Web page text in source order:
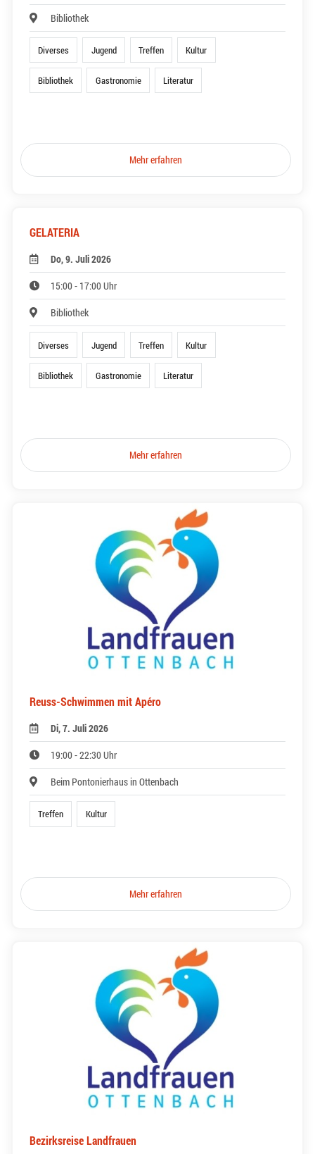
Bibliothek
Diverses Jugend Treffen Kultur
Bibliothek Gastronomie Literatur
Mehr erfahren
GELATERIA
Do, 9. Juli 2026
15:00 - 17:00 Uhr
Bibliothek
Diverses Jugend Treffen Kultur
Bibliothek Gastronomie Literatur
Mehr erfahren
Reuss-Schwimmen mit Apéro
Di, 7. Juli 2026
19:00 - 22:30 Uhr
Beim Pontonierhaus in Ottenbach
Treffen Kultur
Mehr erfahren
Bezirksreise Landfrauen